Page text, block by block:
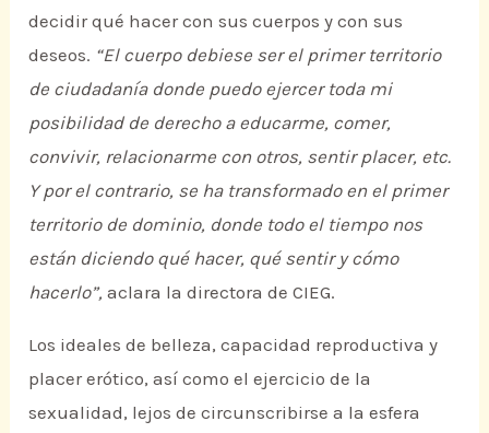
decidir qué hacer con sus cuerpos y con sus
deseos. “El cuerpo debiese ser el primer territorio
de ciudadanía donde puedo ejercer toda mi
posibilidad de derecho a educarme, comer,
convivir, relacionarme con otros, sentir placer, etc.
Y por el contrario, se ha transformado en el primer
territorio de dominio, donde todo el tiempo nos
están diciendo qué hacer, qué sentir y cómo
hacerlo”, aclara la directora de CIEG.
Los ideales de belleza, capacidad reproductiva y
placer erótico, así como el ejercicio de la
sexualidad, lejos de circunscribirse a la esfera